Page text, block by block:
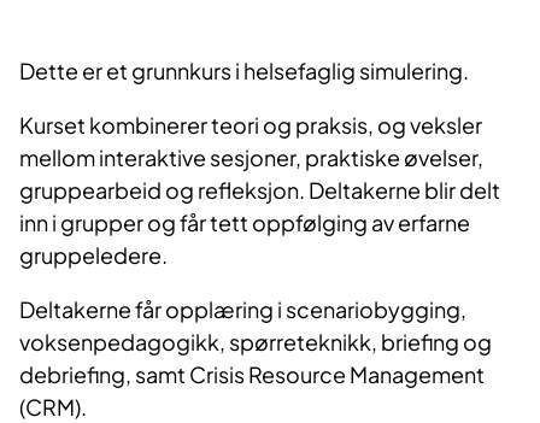
Dette er et grunnkurs i helsefaglig simulering.
Kurset kombinerer teori og praksis, og veksler
mellom interaktive sesjoner, praktiske øvelser,
gruppearbeid og refleksjon. Deltakerne blir delt
inn i grupper og får tett oppfølging av erfarne
gruppeledere.
Deltakerne får opplæring i scenariobygging,
voksenpedagogikk, spørreteknikk, briefing og
debriefing, samt Crisis Resource Management
(CRM).